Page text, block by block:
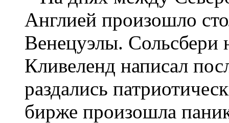
Англией произошло
Венецуэлы. Сольсбери
Кливеленд написал
раздались
бирже произошла